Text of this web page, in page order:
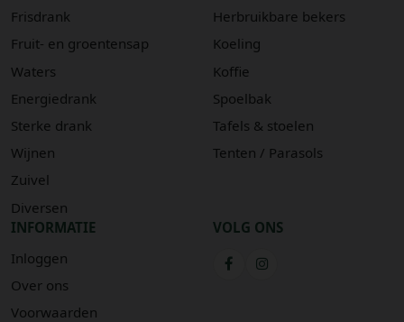
Frisdrank
Fruit- en groentensap
Waters
Energiedrank
Sterke drank
Wijnen
Zuivel
Diversen
Herbruikbare bekers
Koeling
Koffie
Spoelbak
Tafels & stoelen
Tenten / Parasols
INFORMATIE
Inloggen
Over ons
Voorwaarden
VOLG ONS